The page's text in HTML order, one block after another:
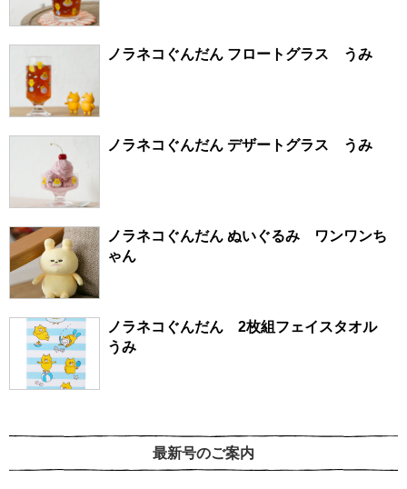
ノラネコぐんだん フロートグラス うみ
ノラネコぐんだん デザートグラス うみ
ノラネコぐんだん ぬいぐるみ ワンワンち
ゃん
ノラネコぐんだん 2枚組フェイスタオル
うみ
最新号のご案内